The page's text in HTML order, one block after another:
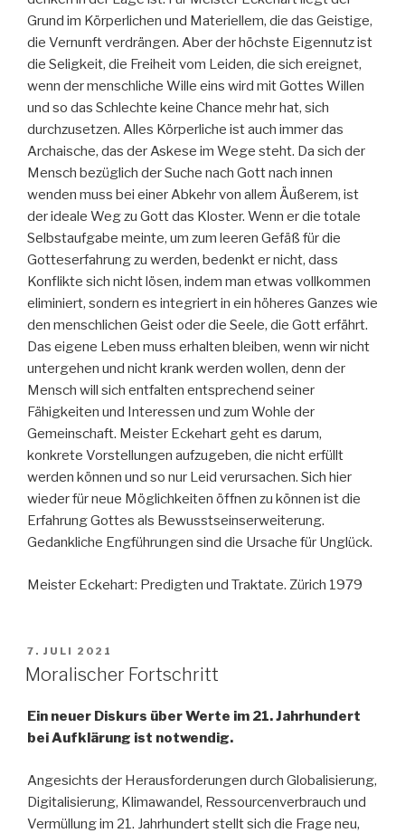
Grund im Körperlichen und Materiellem, die das Geistige,
die Vernunft verdrängen. Aber der höchste Eigennutz ist
die Seligkeit, die Freiheit vom Leiden, die sich ereignet,
wenn der menschliche Wille eins wird mit Gottes Willen
und so das Schlechte keine Chance mehr hat, sich
durchzusetzen. Alles Körperliche ist auch immer das
Archaische, das der Askese im Wege steht. Da sich der
Mensch bezüglich der Suche nach Gott nach innen
wenden muss bei einer Abkehr von allem Äußerem, ist
der ideale Weg zu Gott das Kloster. Wenn er die totale
Selbstaufgabe meinte, um zum leeren Gefäß für die
Gotteserfahrung zu werden, bedenkt er nicht, dass
Konflikte sich nicht lösen, indem man etwas vollkommen
eliminiert, sondern es integriert in ein höheres Ganzes wie
den menschlichen Geist oder die Seele, die Gott erfährt.
Das eigene Leben muss erhalten bleiben, wenn wir nicht
untergehen und nicht krank werden wollen, denn der
Mensch will sich entfalten entsprechend seiner
Fähigkeiten und Interessen und zum Wohle der
Gemeinschaft. Meister Eckehart geht es darum,
konkrete Vorstellungen aufzugeben, die nicht erfüllt
werden können und so nur Leid verursachen. Sich hier
wieder für neue Möglichkeiten öffnen zu können ist die
Erfahrung Gottes als Bewusstseinserweiterung.
Gedankliche Engführungen sind die Ursache für Unglück.
Meister Eckehart: Predigten und Traktate. Zürich 1979
VERÖFFENTLICHT
AM
7. JULI 2021
Moralischer Fortschritt
Ein neuer Diskurs über Werte im 21. Jahrhundert
bei Aufklärung ist notwendig.
Angesichts der Herausforderungen durch Globalisierung,
Digitalisierung, Klimawandel, Ressourcenverbrauch und
Vermüllung im 21. Jahrhundert stellt sich die Frage neu,